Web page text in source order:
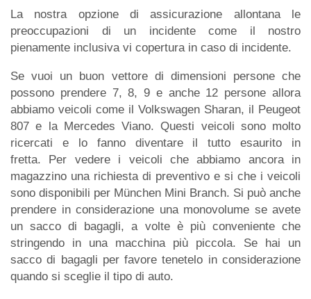
La nostra opzione di assicurazione allontana le
preoccupazioni di un incidente come il nostro
pienamente inclusiva vi copertura in caso di incidente.
Se vuoi un buon vettore di dimensioni persone che
possono prendere 7, 8, 9 e anche 12 persone allora
abbiamo veicoli come il Volkswagen Sharan, il Peugeot
807 e la Mercedes Viano. Questi veicoli sono molto
ricercati e lo fanno diventare il tutto esaurito in
fretta. Per vedere i veicoli che abbiamo ancora in
magazzino una richiesta di preventivo e si che i veicoli
sono disponibili per München Mini Branch. Si può anche
prendere in considerazione una monovolume se avete
un sacco di bagagli, a volte è più conveniente che
stringendo in una macchina più piccola. Se hai un
sacco di bagagli per favore tenetelo in considerazione
quando si sceglie il tipo di auto.